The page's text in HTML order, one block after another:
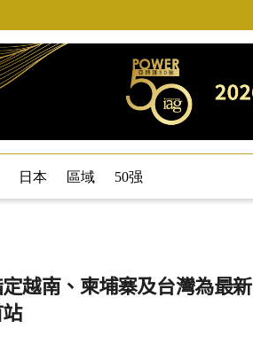
日本 區域 50强
越南、柬埔寨及台灣為最新